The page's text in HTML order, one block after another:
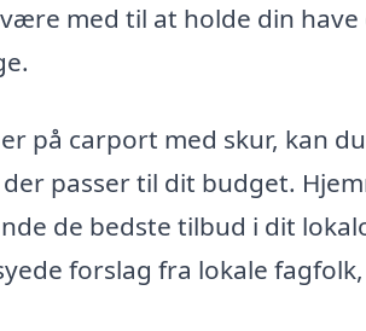
med til at holde din have
på carport med skur, kan
passer til dit budget.
de bedste tilbud i dit
forslag fra lokale